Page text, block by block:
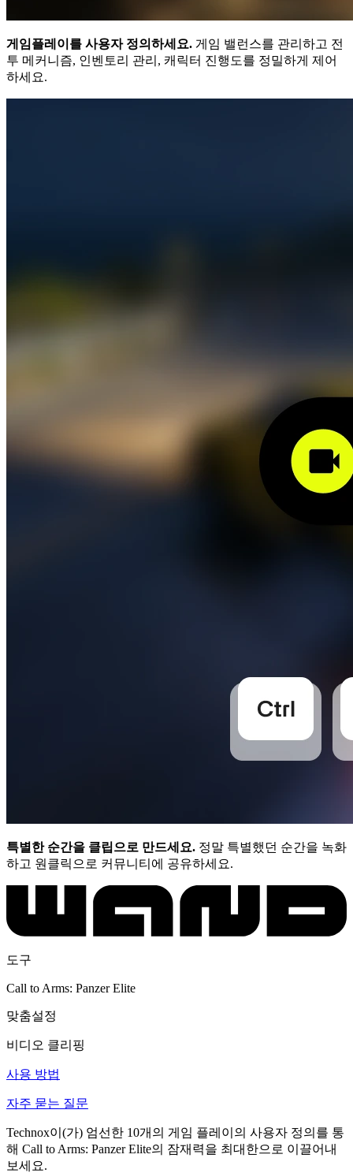
게임플레이를 사용자 정의하세요. 게임 밸런스를 관리하고 전
투 메커니즘, 인벤토리 관리, 캐릭터 진행도를 정밀하게 제어
하세요.
특별한 순간을 클립으로 만드세요. 정말 특별했던 순간을 녹화
하고 원클릭으로 커뮤니티에 공유하세요.
도구
Call to Arms: Panzer Elite
맞춤설정
비디오 클리핑
사용 방법
자주 묻는 질문
Technox이(가) 엄선한 10개의 게임 플레이의 사용자 정의를 통
해 Call to Arms: Panzer Elite의 잠재력을 최대한으로 이끌어내
보세요.